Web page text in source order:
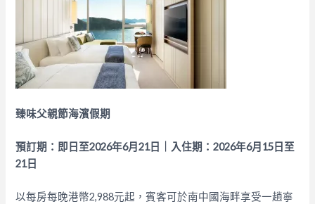
臻味父親節海濱假期
預訂期：即日至2026年6月21日｜入住期：2026年6月15日至
21日
以每房每晚港幣2,988元起，賓客可於南中國海畔享受一趟寧